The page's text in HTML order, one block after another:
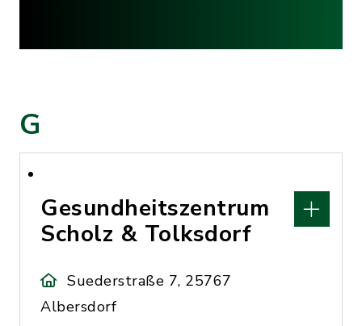
G
Gesundheitszentrum
Scholz & Tolksdorf
Suederstraße 7, 25767
Albersdorf